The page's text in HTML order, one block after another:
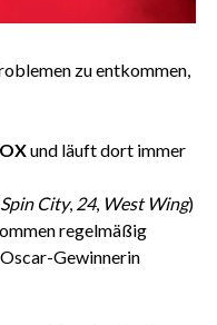
zu entkommen,
und läuft dort immer
Spin City, 24, West Wing)
regelmäßig
Gewinnerin